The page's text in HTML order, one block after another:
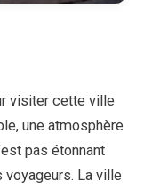
visiter cette ville
une atmosphère
pas étonnant
La ville